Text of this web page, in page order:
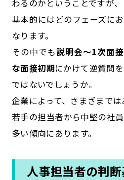
わるのかということですが、
基本的にはどのフェーズに
なります。
その中でも説明会～1次面
な面接初期にかけて逆質問
ではないでしょうか。
企業によって、さまざまでは
若手の担当者から中堅の社
多い傾向にあります。
人事担当者の判